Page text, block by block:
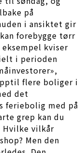
på
i ansiktet gir
forebygge tørr
kviser
i perioden
flere boliger i
det
feriebolig med på
grep kan du
Hvilke vilkår
Men den